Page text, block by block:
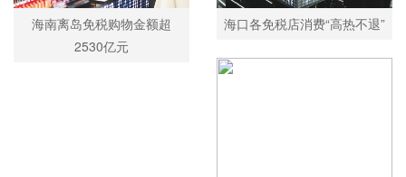
海南离岛免税购物金额超
2530亿元
海口各免税店消费“高热不退”